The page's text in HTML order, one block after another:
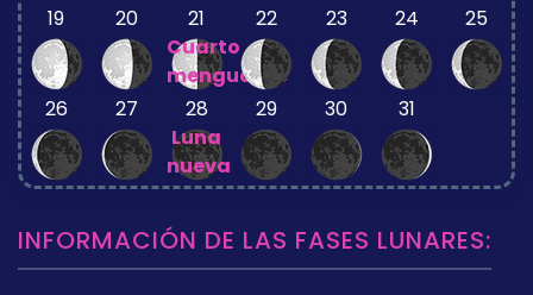
19 20
21
Cuarto
menguante
22 23 24 25
26 27
28
Luna
nueva
29 30 31
INFORMACIÓN DE LAS FASES LUNARES: